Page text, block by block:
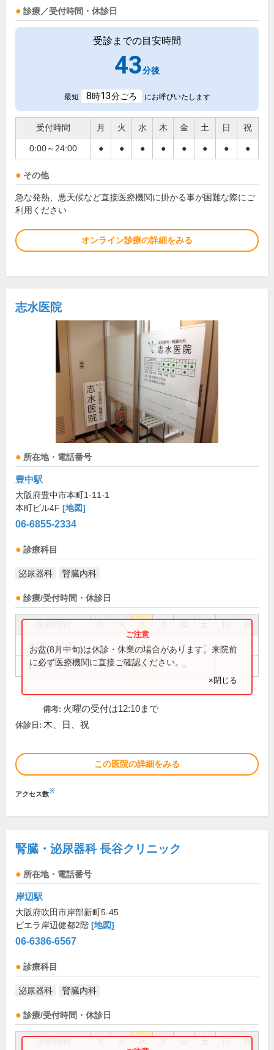
診療／受付時間・休診日
受診までの目安時間
43分後
最短 8時13分ごろ にお呼びいたします
受付時間 月 火 水 木 金 土 日 祝
0:00～24:00 ● ● ● ● ● ● ● ●
その他
急な発熱、悪天候など直接医療機関に掛かる事が困難な際にご
利用ください
オンライン診療の詳細をみる
志水医院
所在地・電話番号
豊中駅
大阪府豊中市本町1-11-1
本町ビル4F [地図]
06-6855-2334
診療科目
泌尿器科 腎臓内科
診療/受付時間・休診日
祝
9:00～12:30 ● ● ● ●
17:00～19:30 ● ● ●
お盆(8月中旬)は休診・休業の場合があります。来院前
に必ず医療機関に直接ご確認ください。
×閉じる
備考: 火曜の受付は12:10まで
休診日: 木、日、祝
この医院の詳細をみる
アクセス数※
腎臓・泌尿器科 長谷クリニック
所在地・電話番号
岸辺駅
大阪府吹田市岸部新町5-45
ビエラ岸辺健都2階 [地図]
06-6386-6567
診療科目
泌尿器科 腎臓内科
診療/受付時間・休診日
祝